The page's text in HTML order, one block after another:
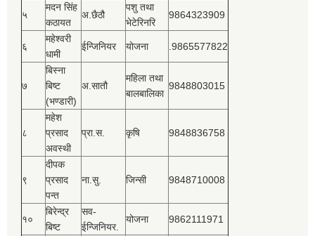
५
मदन सिंह
कठायत
अ.छैठौ
पशु तथा
भेटेरिनरि
9864323909
६
महेश्‍वरी
धामी
ईन्जिनियर योजना .9865577822
७
बिस्‍ना
बिष्‍ट
(भण्डारी)
अ.सातौ
महिला तथा
बालबालिका
9848803015
८
महेश
प्रसाद
अवस्थी
प्रा.स. कृषि 9848836758
९
दीपक
प्रसाद
पन्त
ना.सु. जिन्सी 9848710008
१०
बिरेन्द्र
बिष्‍ट
सव-
ईन्जिनियर.
योजना 9862111971